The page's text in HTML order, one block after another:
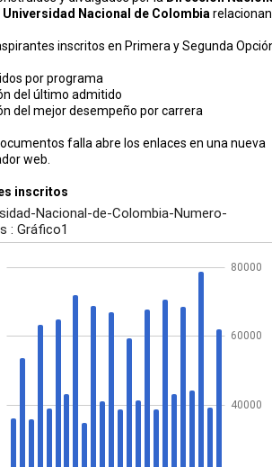
Nacional de Colombia
inscritos en Primera y Segunda
por programa
del último admitido
del mejor desempeño por carrera
falla abre los enlaces en una nueva
web.
inscritos